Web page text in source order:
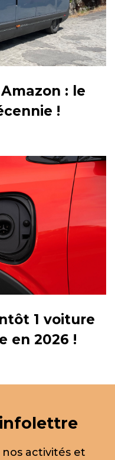
: le
!
1 voiture
en 2026 !
activités et